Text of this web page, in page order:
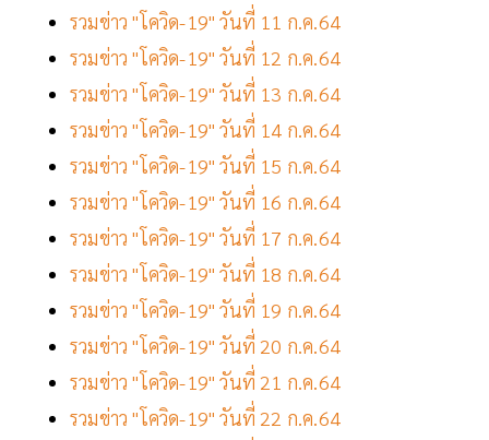
รวมข่าว "โควิด-19" วันที่ 11 ก.ค.64
รวมข่าว "โควิด-19" วันที่ 12 ก.ค.64
รวมข่าว "โควิด-19" วันที่ 13 ก.ค.64
รวมข่าว "โควิด-19" วันที่ 14 ก.ค.64
รวมข่าว "โควิด-19" วันที่ 15 ก.ค.64
รวมข่าว "โควิด-19" วันที่ 16 ก.ค.64
รวมข่าว "โควิด-19" วันที่ 17 ก.ค.64
รวมข่าว "โควิด-19" วันที่ 18 ก.ค.64
รวมข่าว "โควิด-19" วันที่ 19 ก.ค.64
รวมข่าว "โควิด-19" วันที่ 20 ก.ค.64
รวมข่าว "โควิด-19" วันที่ 21 ก.ค.64
รวมข่าว "โควิด-19" วันที่ 22 ก.ค.64